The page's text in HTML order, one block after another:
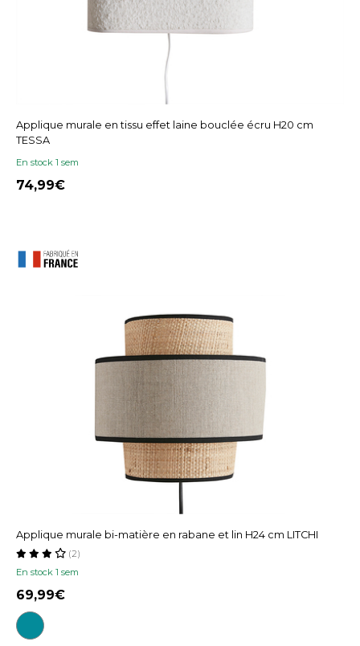
Applique murale en tissu effet laine bouclée écru H20 cm
TESSA
En stock 1 sem
74,99
Applique murale bi-matière en rabane et lin H24 cm LITCHI
En stock 1 sem
(2)
69,99